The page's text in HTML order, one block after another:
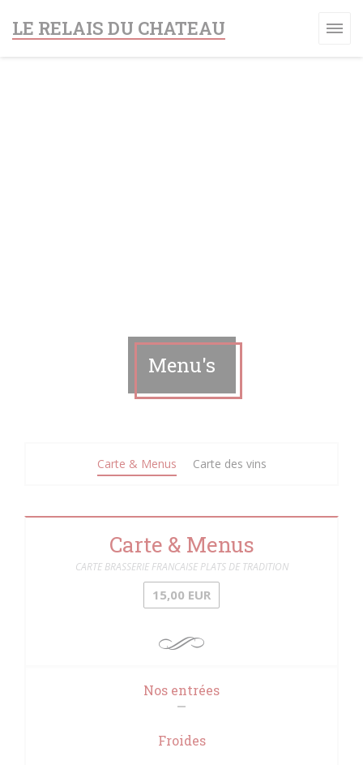
LE RELAIS DU CHATEAU
Menu's
Carte & Menus Carte des vins
Carte & Menus
CARTE BRASSERIE FRANCAISE PLATS DE TRADITION
15,00 EUR
Nos entrées
Froides